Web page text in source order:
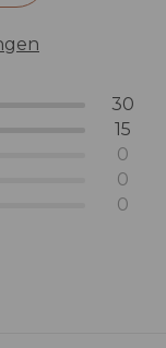
30
15
0
0
0